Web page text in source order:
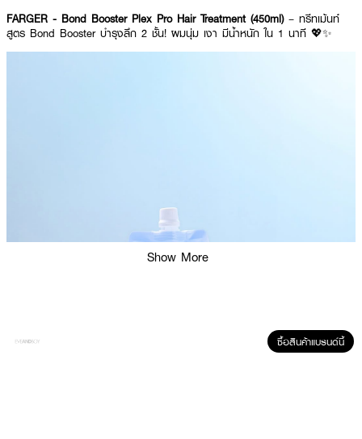
FARGER - Bond Booster Plex Pro Hair Treatment (450ml) – ทรีทเม้นท์
สูตร Bond Booster บำรุงลึก 2 ชั้น! ผมนุ่ม เงา มีน้ำหนัก ใน 1 นาที 💖✨
Show More
ซื้อสินค้าแบรนด์นี้